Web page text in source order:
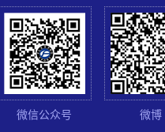
微信公众号 微博